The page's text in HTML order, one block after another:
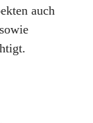
auch